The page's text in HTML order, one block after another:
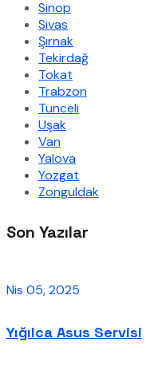
Sinop
Sivas
Şırnak
Tekirdağ
Tokat
Trabzon
Tunceli
Uşak
Van
Yalova
Yozgat
Zonguldak
Son Yazılar
Nis 05, 2025
Yığılca Asus Servisi